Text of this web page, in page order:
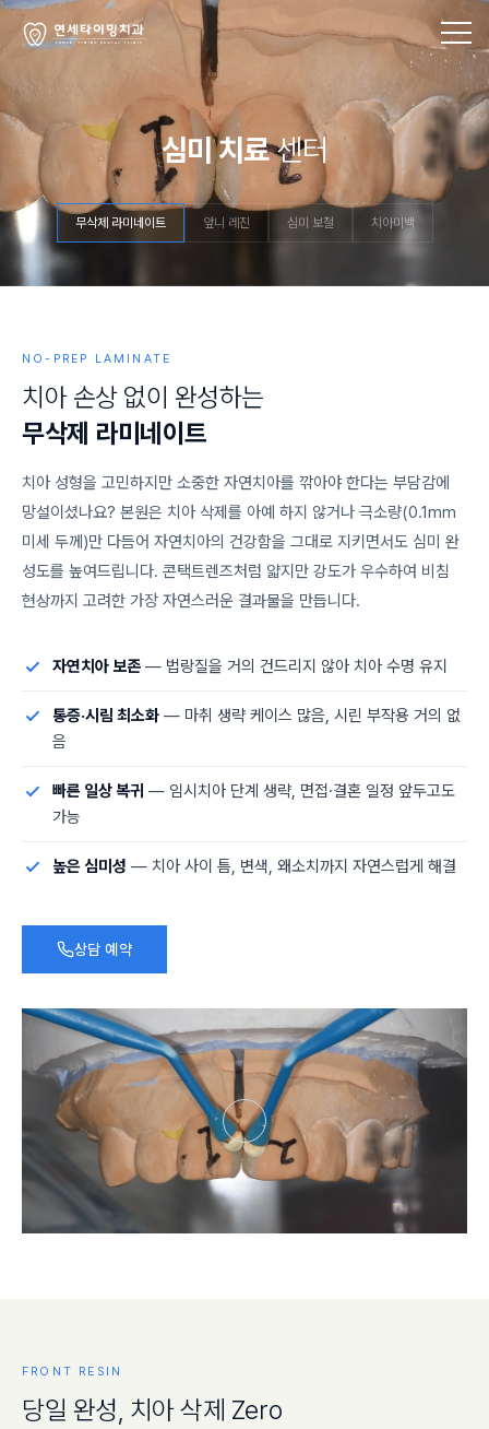
심미 치료센터
무삭제 라미네이트 앞니 레진 심미 보철 치아미백
NO-PREP LAMINATE
치 아 손상 없이 완성하는
무삭제 라미 네 이트
치아 성형을 고민하지만 소중한 자연치아를 깎아야 한다는 부담감에
망설이셨나요? 본원은 치아 삭제를 아예 하지 않거나 극소량(0.1mm
미세 두께)만 다듬어 자연치아의 건강함을 그대로 지키면서도 심미 완
성도를 높여드립니다. 콘택트렌즈처럼 얇지만 강도가 우수하여 비침
현상까지 고려한 가장 자연스러운 결과물을 만듭니다.
자연치아 보존 — 법랑질을 거의 건드리지 않아 치아 수명 유지
통증·시림 최소화 — 마취 생략 케이스 많음, 시린 부작용 거의 없
음
빠른 일상 복귀 — 임시치아 단계 생략, 면접·결혼 일정 앞두고도
가능
높은 심미성 — 치아 사이 틈, 변색, 왜소치까지 자연스럽게 해결
상담 예약
FRONT RESIN
당일 완성, 치 아삭제 Zero